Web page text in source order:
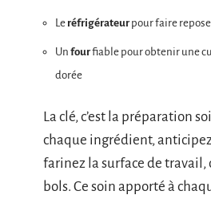
Le réfrigérateurpour faire
Un fourfiable pour obtenir une
dorée
La clé, c’est la préparation
chaque ingrédient,
farinez la surface de travail,
bols. Ce soin apporté à